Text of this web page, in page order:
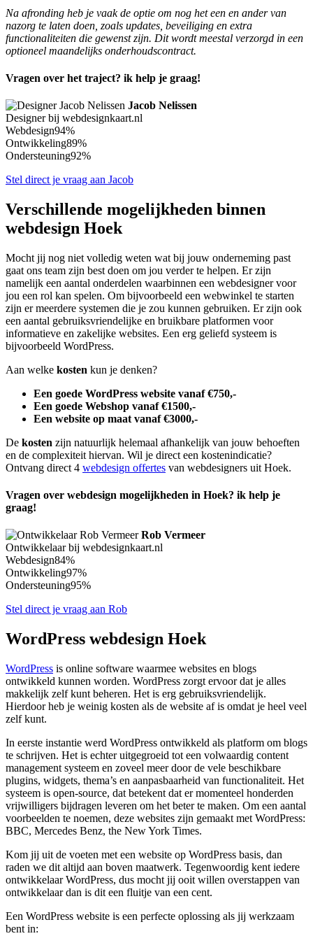
Na afronding heb je vaak de optie om nog het een en ander van
nazorg te laten doen, zoals updates, beveiliging en extra
functionaliteiten die gewenst zijn. Dit wordt meestal verzorgd in een
optioneel maandelijks onderhoudscontract.
Vragen over het traject? ik help je graag!
Jacob Nelissen
Designer bij webdesignkaart.nl
Webdesign94%
Ontwikkeling89%
Ondersteuning92%
Stel direct je vraag aan Jacob
Verschillende mogelijkheden binnen
webdesign Hoek
Mocht jij nog niet volledig weten wat bij jouw onderneming past
gaat ons team zijn best doen om jou verder te helpen. Er zijn
namelijk een aantal onderdelen waarbinnen een webdesigner voor
jou een rol kan spelen. Om bijvoorbeeld een webwinkel te starten
zijn er meerdere systemen die je zou kunnen gebruiken. Er zijn ook
een aantal gebruiksvriendelijke en bruikbare platformen voor
informatieve en zakelijke websites. Een erg geliefd systeem is
bijvoorbeeld WordPress.
Aan welke kosten kun je denken?
Een goede WordPress website vanaf €750,-
Een goede Webshop vanaf €1500,-
Een website op maat vanaf €3000,-
De kosten zijn natuurlijk helemaal afhankelijk van jouw behoeften
en de complexiteit hiervan. Wil je direct een kostenindicatie?
Ontvang direct 4 webdesign offertes van webdesigners uit Hoek.
Vragen over webdesign mogelijkheden in Hoek? ik help je
graag!
Rob Vermeer
Ontwikkelaar bij webdesignkaart.nl
Webdesign84%
Ontwikkeling97%
Ondersteuning95%
Stel direct je vraag aan Rob
WordPress webdesign Hoek
WordPress is online software waarmee websites en blogs
ontwikkeld kunnen worden. WordPress zorgt ervoor dat je alles
makkelijk zelf kunt beheren. Het is erg gebruiksvriendelijk.
Hierdoor heb je weinig kosten als de website af is omdat je heel veel
zelf kunt.
In eerste instantie werd WordPress ontwikkeld als platform om blogs
te schrijven. Het is echter uitgegroeid tot een volwaardig content
management systeem en zoveel meer door de vele beschikbare
plugins, widgets, thema’s en aanpasbaarheid van functionaliteit. Het
systeem is open-source, dat betekent dat er momenteel honderden
vrijwilligers bijdragen leveren om het beter te maken. Om een aantal
voorbeelden te noemen, deze websites zijn gemaakt met WordPress:
BBC, Mercedes Benz, the New York Times.
Kom jij uit de voeten met een website op WordPress basis, dan
raden we dit altijd aan boven maatwerk. Tegenwoordig kent iedere
ontwikkelaar WordPress, dus mocht jij ooit willen overstappen van
ontwikkelaar dan is dit een fluitje van een cent.
Een WordPress website is een perfecte oplossing als jij werkzaam
bent in: